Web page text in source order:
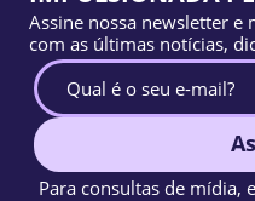
Assine nossa newsletter e
com as últimas notícias,
Para consultas de mídia,